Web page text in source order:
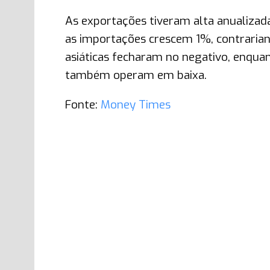
As exportações tiveram alta
as importações crescem 1%,
asiáticas fecharam no negativo,
também operam em baixa.
Fonte: Money Times